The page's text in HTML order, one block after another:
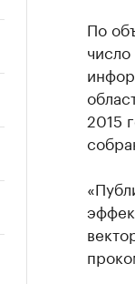
По
2015